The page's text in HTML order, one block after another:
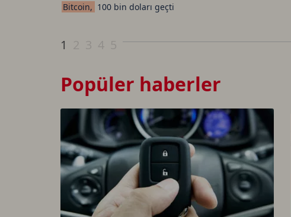
Bitcoin, 100 bin doları geçti
1
Popüler haberler